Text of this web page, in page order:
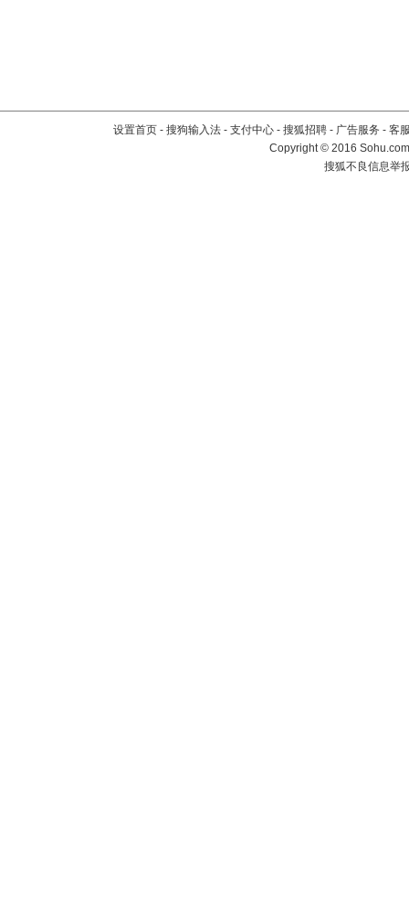
设置首页 - 搜狗输入法 - 支付中心 - 搜狐招聘 - 广告服务 - 客
Copyright©2016
搜狐不良信息举